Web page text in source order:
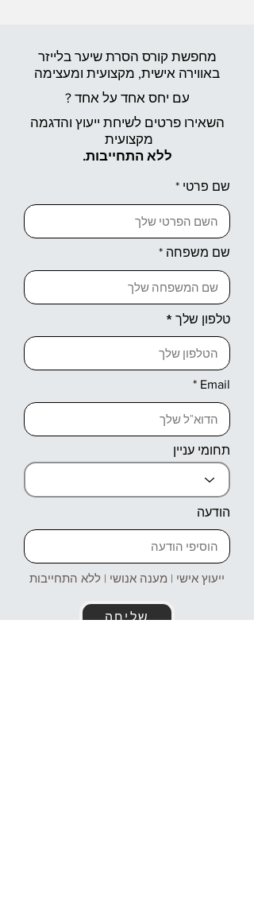
מחפשת קורס הסרת שיער בלייזר
באווירה אישית, מקצועית ומעצימה
עם יחס אחד על אחד ?
השאירו פרטים לשיחת ייעוץ והדגמה
מקצועית
ללא התחייבות.
שם פרטי
שם משפחה
טלפון שלך
Email
תחומי עניין
הודעה
ייעוץ אישי | מענה אנושי | ללא התחייבות
שליחה